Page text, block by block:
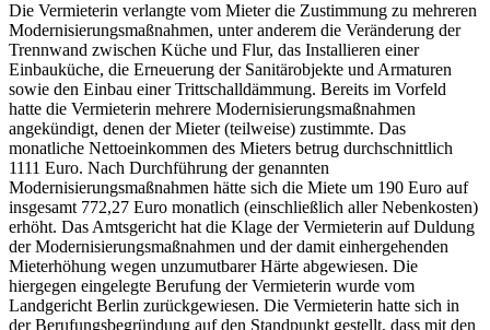
Die Vermieterin verlangte vom Mieter die Zustimmung zu mehreren
Modernisierungsmaßnahmen, unter anderem die Veränderung der
Trennwand zwischen Küche und Flur, das Installieren einer
Einbauküche, die Erneuerung der Sanitärobjekte und Armaturen
sowie den Einbau einer Trittschalldämmung. Bereits im Vorfeld
hatte die Vermieterin mehrere Modernisierungsmaßnahmen
angekündigt, denen der Mieter (teilweise) zustimmte. Das
monatliche Nettoeinkommen des Mieters betrug durchschnittlich
1111 Euro. Nach Durchführung der genannten
Modernisierungsmaßnahmen hätte sich die Miete um 190 Euro auf
insgesamt 772,27 Euro monatlich (einschließlich aller Nebenkosten)
erhöht. Das Amtsgericht hat die Klage der Vermieterin auf Duldung
der Modernisierungsmaßnahmen und der damit einhergehenden
Mieterhöhung wegen unzumutbarer Härte abgewiesen. Die
hiergegen eingelegte Berufung der Vermieterin wurde vom
Landgericht Berlin zurückgewiesen. Die Vermieterin hatte sich in
der Berufungsbegründung auf den Standpunkt gestellt, dass mit den